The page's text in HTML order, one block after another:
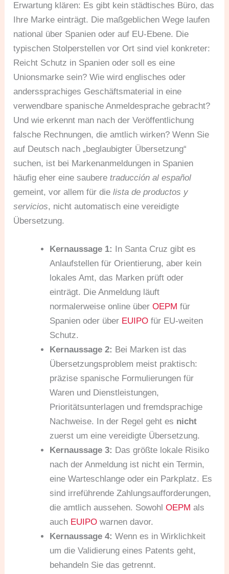
Erwartung klären: Es gibt kein städtisches Büro, das
Ihre Marke einträgt. Die maßgeblichen Wege laufen
national über Spanien oder auf EU-Ebene. Die
typischen Stolperstellen vor Ort sind viel konkreter:
Reicht Schutz in Spanien oder soll es eine
Unionsmarke sein? Wie wird englisches oder
anderssprachiges Geschäftsmaterial in eine
verwendbare spanische Anmeldesprache gebracht?
Und wie erkennt man nach der Veröffentlichung
falsche Rechnungen, die amtlich wirken? Wenn Sie
auf Deutsch nach „beglaubigter Übersetzung“
suchen, ist bei Markenanmeldungen in Spanien
häufig eher eine sauberetraducción al español
gemeint, vor allem für dielista de productos y
servicios, nicht automatisch eine vereidigte
Übersetzung.
Kernaussage 1:
In Santa Cruz gibt es
Anlaufstellen für Orientierung, aber kein
lokales Amt, das Marken prüft oder
einträgt. Die Anmeldung läuft
normalerweise online überOEPM für
Spanien oder über EUIPO für EU-weiten
Schutz.
Kernaussage 2: Bei Marken ist das
Übersetzungsproblem meist praktisch:
präzise spanische Formulierungen für
Waren und Dienstleistungen,
Prioritätsunterlagen und fremdsprachige
Nachweise. In der Regel geht es nicht
zuerst um eine vereidigte Übersetzung.
Kernaussage 3: Das größte lokale Risiko
nach der Anmeldung ist nicht ein Termin,
eine Warteschlange oder ein Parkplatz. Es
sind irreführende Zahlungsaufforderungen,
die amtlich aussehen. SowohlOEPM als
auch EUIPO warnen davor.
Kernaussage 4: Wenn es in Wirklichkeit
um die Validierung eines Patents geht,
behandeln Sie das getrennt.